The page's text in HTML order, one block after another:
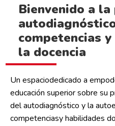
Bienvenido a la
competencias
la docencia
Un espaciodedicado a
educación superior sobre su
del autodiagnóstico y la
competenciasy habilidades